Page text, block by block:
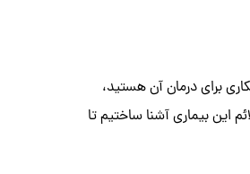
برای درمان آن هستید،
این بیماری آشنا ساختیم تا